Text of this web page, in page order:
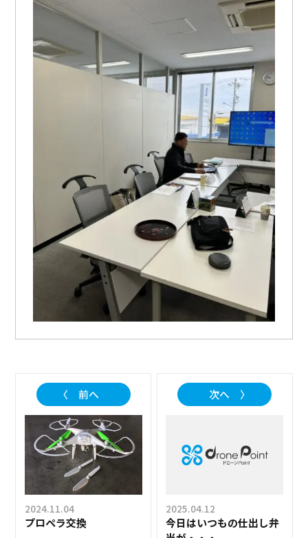
〈 前へ
2024.11.04
プロペラ交換
次へ 〉
2025.04.12
今日はいつもの仕出し弁